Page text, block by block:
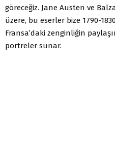
göreceğiz. Jane Austen ve
üzere, bu eserler bize 1790-
Fransa’daki zenginliğin
portreler sunar.